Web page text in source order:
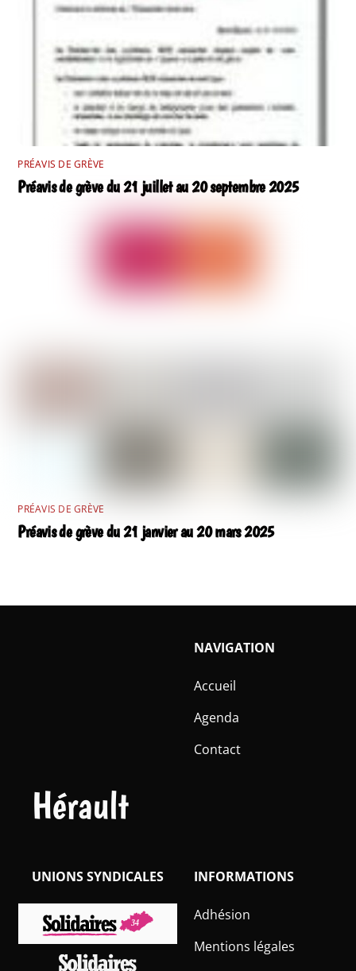
PRÉAVIS DE GRÈVE
Préavis de grève du 21 juillet au 20 septembre 2025
PRÉAVIS DE GRÈVE
Préavis de grève du 21 janvier au 20 mars 2025
Hérault
NAVIGATION
Accueil
Agenda
Contact
INFORMATIONS
Adhésion
Mentions légales
UNIONS SYNDICALES